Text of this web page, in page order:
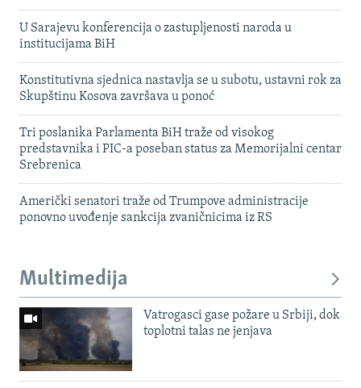
U Sarajevu konferencija o zastupljenosti naroda u
institucijama BiH
Konstitutivna sjednica nastavlja se u subotu, ustavni rok za
Skupštinu Kosova završava u ponoć
Tri poslanika Parlamenta BiH traže od visokog
predstavnika i PIC-a poseban status za Memorijalni centar
Srebrenica
Američki senatori traže od Trumpove administracije
ponovno uvođenje sankcija zvaničnicima iz RS
Multimedija
Vatrogasci gase požare u Srbiji, dok
toplotni talas ne jenjava